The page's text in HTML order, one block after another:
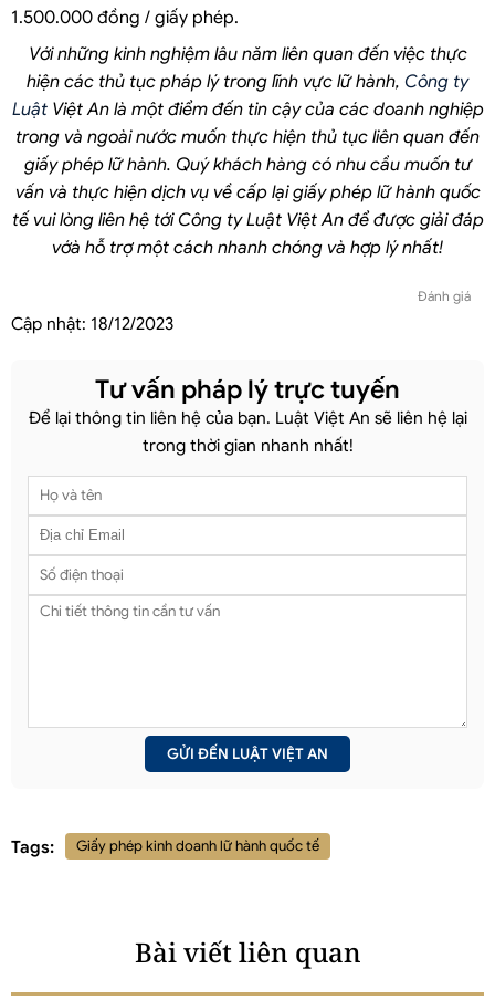
1.500.000 đồng / giấy phép.
Với những kinh nghiệm lâu năm liên quan đến việc thực
hiện các thủ tục pháp lý trong lĩnh vực lữ hành, Công ty
LuậtViệt An là một điểm đến tin cậy của các doanh nghiệp
trong và ngoài nước muốn thực hiện thủ tục liên quan đến
giấy phép lữ hành. Quý khách hàng có nhu cầu muốn tư
vấn và thực hiện dịch vụ về cấp lại giấy phép lữ hành quốc
tế vui lòng liên hệ tới Công ty Luật Việt An để được giải đáp
vớà hỗ trợ một cách nhanh chóng và hợp lý nhất!
Đánh giá
Cập nhật: 18/12/2023
Tư vấn pháp lý trực tuyến
Để lại thông tin liên hệ của bạn. Luật Việt An sẽ liên hệ lại
trong thời gian nhanh nhất!
Tags: Giấy phép kinh doanh lữ hành quốc tế
Bài viết liên quan